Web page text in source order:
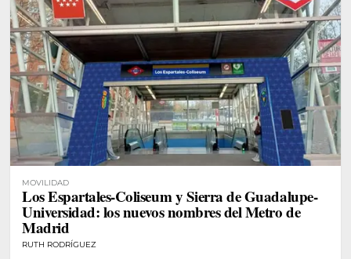
MOVILIDAD
Los Espartales-Coliseum y Sierra de Guadalupe-
Universidad: los nuevos nombres del Metro de
Madrid
RUTH RODRÍGUEZ